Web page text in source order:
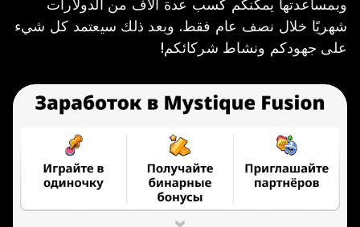
شهريًا خلال نصف عام فقط. وبعد ذلك سيعتمد كل شيء
على جهودكم ونشاط شركائكم!